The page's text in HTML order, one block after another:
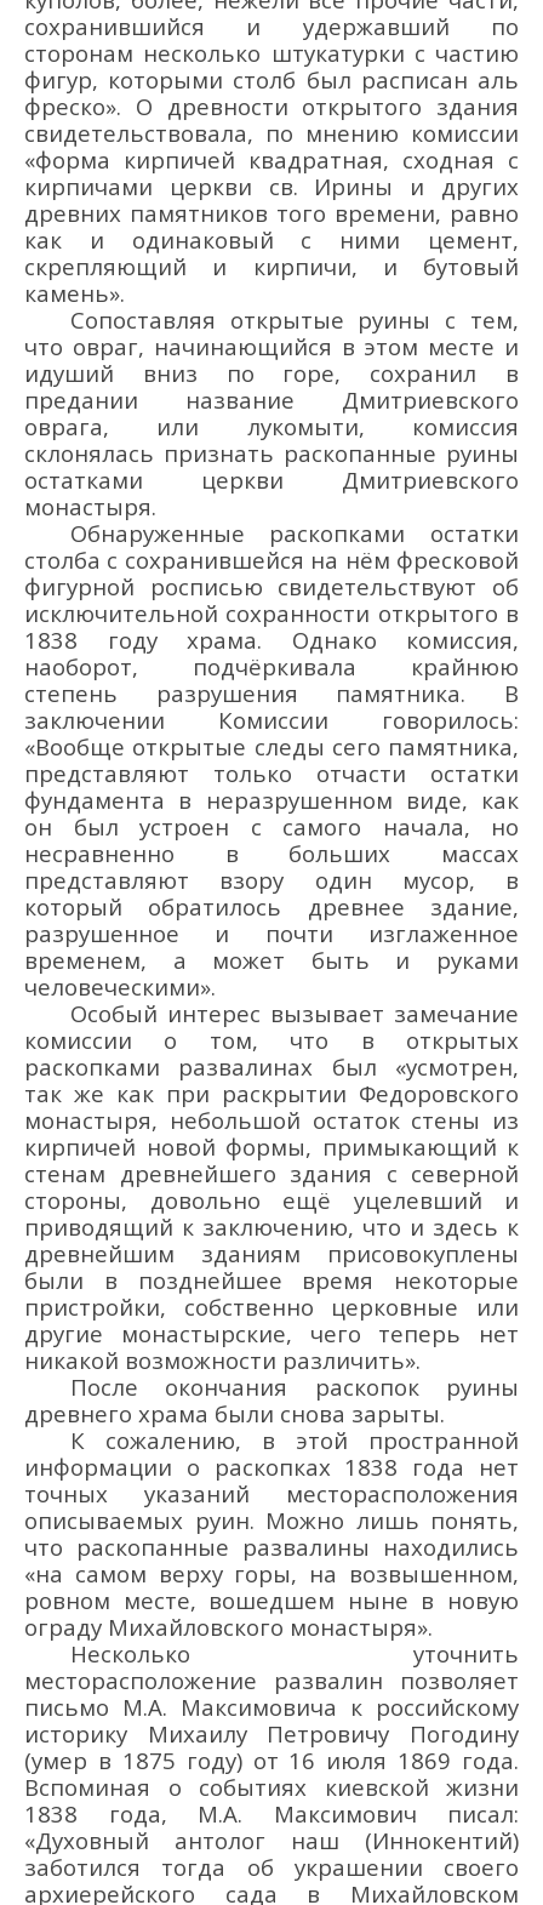
сохранившийся и удержавший по
сторонам несколько штукатурки с частию
фигур, которыми столб был расписан аль
фреско». О древности открытого здания
свидетельствовала, по мнению комиссии
«форма кирпичей квадратная, сходная с
кирпичами церкви св. Ирины и других
древних памятников того времени, равно
как и одинаковый с ними цемент,
скрепляющий и кирпичи, и бутовый
камень».
Сопоставляя открытые руины с тем,
что овраг, начинающийся в этом месте и
идуший вниз по горе, сохранил в
предании название Дмитриевского
оврага, или лукомыти, комиссия
склонялась признать раскопанные руины
остатками церкви Дмитриевского
монастыря.
Обнаруженные раскопками остатки
столба с сохранившейся на нём фресковой
фигурной росписью свидетельствуют об
исключительной сохранности открытого в
1838 году храма. Однако комиссия,
наоборот, подчёркивала крайнюю
степень разрушения памятника. В
заключении Комиссии говорилось:
«Вообще открытые следы сего памятника,
представляют только отчасти остатки
фундамента в неразрушенном виде, как
он был устроен с самого начала, но
несравненно в больших массах
представляют взору один мусор, в
который обратилось древнее здание,
разрушенное и почти изглаженное
временем, а может быть и руками
человеческими».
Особый интерес вызывает замечание
комиссии о том, что в открытых
раскопками развалинах был «усмотрен,
так же как при раскрытии Федоровского
монастыря, небольшой остаток стены из
кирпичей новой формы, примыкающий к
стенам древнейшего здания с северной
стороны, довольно ещё уцелевший и
приводящий к заключению, что и здесь к
древнейшим зданиям присовокуплены
были в позднейшее время некоторые
пристройки, собственно церковные или
другие монастырские, чего теперь нет
никакой возможности различить».
После окончания раскопок руины
древнего храма были снова зарыты.
К сожалению, в этой пространной
информации о раскопках 1838 года нет
точных указаний месторасположения
описываемых руин. Можно лишь понять,
что раскопанные развалины находились
«на самом верху горы, на возвышенном,
ровном месте, вошедшем ныне в новую
ограду Михайловского монастыря».
Несколько уточнить
месторасположение развалин позволяет
письмо М.А. Максимовича к российскому
историку Михаилу Петровичу Погодину
(умер в 1875 году) от 16 июля 1869 года.
Вспоминая о событиях киевской жизни
1838 года, М.А. Максимович писал:
«Духовный антолог наш (Иннокентий)
заботился тогда об украшении своего
архиерейского сада в Михайловском